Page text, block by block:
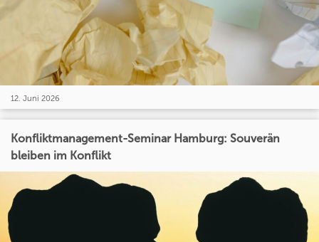
12. Juni 2026
Konfliktmanagement-Seminar Hamburg: Souverän
bleiben im Konflikt